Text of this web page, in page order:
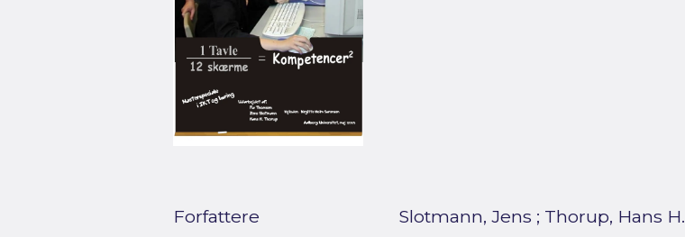
Forfattere Slotmann, Jens ; Thorup, Hans H.